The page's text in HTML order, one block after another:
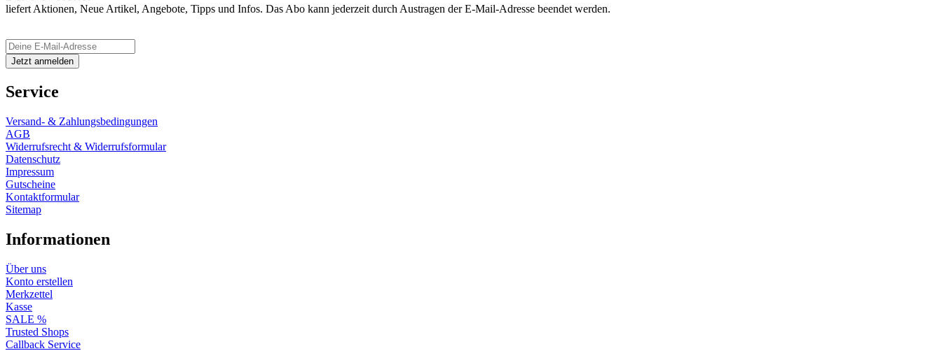
liefert Aktionen, Neue Artikel, Angebote, Tipps und Infos. Das Abo kann jederzeit durch Austragen der E-Mail-Adresse beendet werden.
Service
Versand- & Zahlungsbedingungen
AGB
Widerrufsrecht & Widerrufsformular
Datenschutz
Impressum
Gutscheine
Kontaktformular
Sitemap
Informationen
Über uns
Konto erstellen
Merkzettel
Kasse
SALE %
Trusted Shops
Callback Service